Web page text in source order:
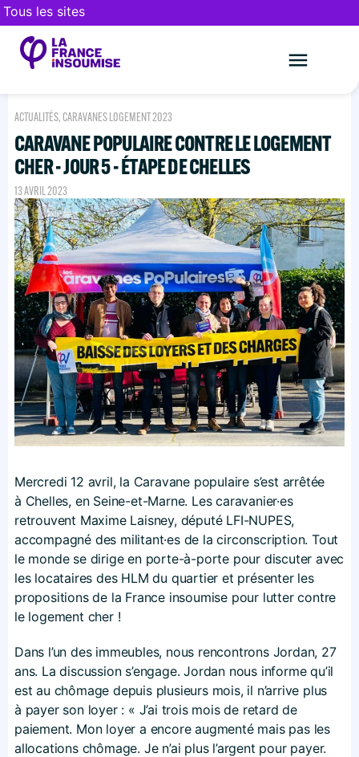
Tous les sites
ACTUALITÉS, CARAVANES LOGEMENT 2023
CARAVANE POPULAIRE CONTRE LE LOGEMENT
CHER - JOUR 5 - ÉTAPE DE CHELLES
13 AVRIL 2023
Mercredi 12 avril, la Caravane populaire s’est arrêtée
à Chelles, en Seine-et-Marne. Les caravanier·es
retrouvent Maxime Laisney, député LFI-NUPES,
accompagné des militant·es de la circonscription. Tout
le monde se dirige en porte-à-porte pour discuter avec
les locataires des HLM du quartier et présenter les
propositions de la France insoumise pour lutter contre
le logement cher !
Dans l’un des immeubles, nous rencontrons Jordan, 27
ans. La discussion s’engage. Jordan nous informe qu’il
est au chômage depuis plusieurs mois, il n’arrive plus
à payer son loyer : « J’ai trois mois de retard de
paiement. Mon loyer a encore augmenté mais pas les
allocations chômage. Je n’ai plus l’argent pour payer.